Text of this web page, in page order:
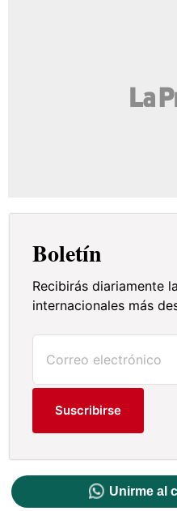
Boletín
Recibirás diariamente
internacionales más
Suscribirse
Unirme al